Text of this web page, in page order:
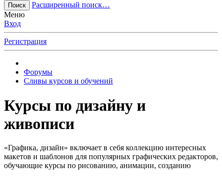
Поиск
Расширенный поиск…
Меню
Вход
Регистрация
Форумы
Сливы курсов и обучений
Курсы по дизайну и
живописи
«Графика, дизайн» включает в себя коллекцию интересных
макетов и шаблонов для популярных графических редакторов,
обучающие курсы по рисованию, анимации, созданию